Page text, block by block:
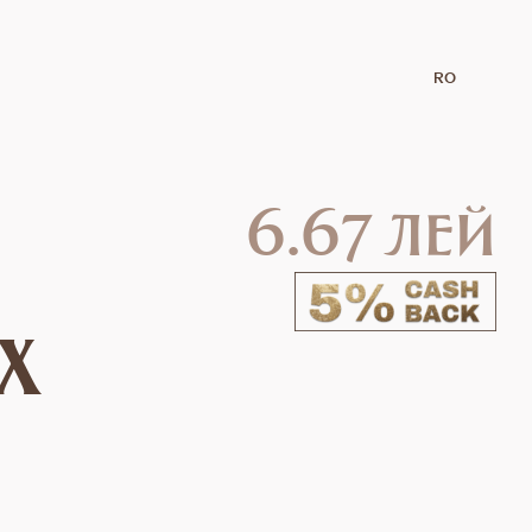
RO
6.67 лей